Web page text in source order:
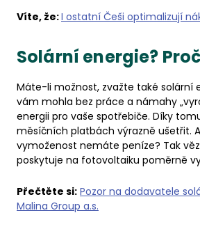
Víte, že:I ostatní Češi optimalizují
Solární energie?
Máte-li možnost, zvažte také solární
vám mohla bez práce a námahy
energii pro vaše spotřebiče. Díky
měsíčních platbách výrazně ušetřit.
vymoženost nemáte peníze? Tak
poskytuje na fotovoltaiku poměrně
Přečtěte si: Pozor na dodavatele
Malina Group a.s.